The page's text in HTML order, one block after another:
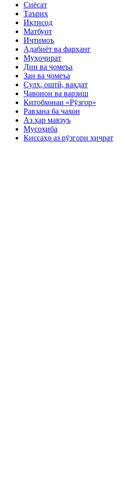
Сиёсат
Таърих
Иқтисод
Матбуот
Иҷтимоъ
Адабиёт ва фарҳанг
Муҳоҷират
Дин ва ҷомеъа
Зан ва ҷомеъа
Сулҳ, оштӣ, ваҳдат
Ҷавонон ва варзиш
Китобхонаи «Рӯзгор»
Равзана ба ҷахон
Аз ҳар мавзуъ
Мусоҳиба
Қиссаҳо аз рӯзгори ҳиҷрат